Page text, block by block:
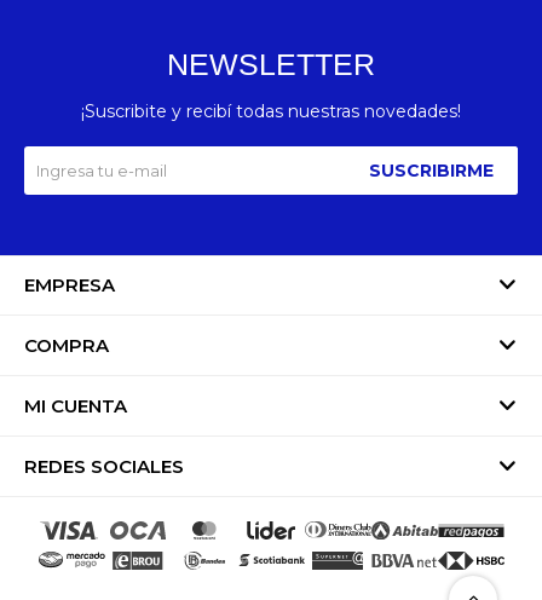
EMPRESA
COMPRA
MI CUENTA
REDES SOCIALES
NEWSLETTER
¡Suscribite y recibí todas nuestras novedades!
SUSCRIBIRME